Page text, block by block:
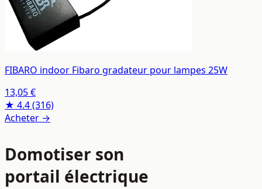
FIBARO indoor Fibaro gradateur pour lampes 25W
13,05 €
★ 4.4(316)
Acheter →
Domotiser son
portail électrique